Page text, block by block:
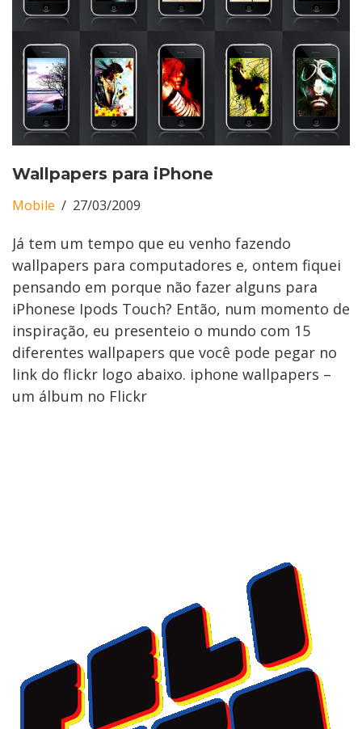
Wallpapers para iPhone
Mobile 27/03/2009
Já tem um tempo que eu venho fazendo
wallpapers para computadores e, ontem fiquei
pensando em porque não fazer alguns para
iPhonese Ipods Touch? Então, num momento de
inspiração, eu presenteio o mundo com 15
diferentes wallpapers que você pode pegar no
link do flickr logo abaixo. iphone wallpapers –
um álbum no Flickr